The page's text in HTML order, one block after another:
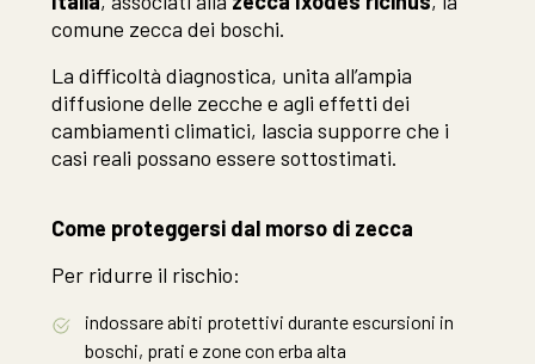
comune zecca dei boschi.
La difficoltà diagnostica, unita all’ampia
diffusione delle zecche e agli effetti dei
cambiamenti climatici, lascia supporre che i
casi reali possano essere sottostimati.
Come proteggersi dal morso di zecca
Per ridurre il rischio:
indossare abiti protettivi durante escursioni in
boschi, prati e zone con erba alta